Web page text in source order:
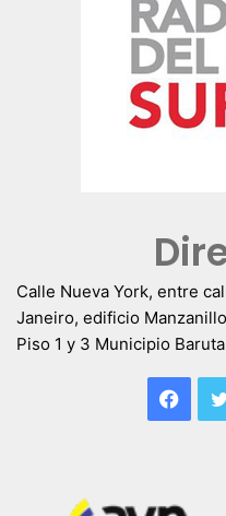
Calle Nueva York, entre
Janeiro, edificio
Piso 1 y 3 Municipio